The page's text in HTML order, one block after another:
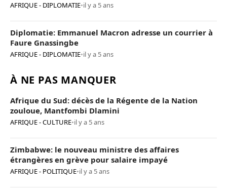
AFRIQUE - DIPLOMATIE•il y a 5 ans
Diplomatie: Emmanuel Macron adresse un courrier à
Faure Gnassingbe
AFRIQUE - DIPLOMATIE•il y a 5 ans
À NE PAS MANQUER
Afrique du Sud: décès de la Régente de la Nation
zouloue, Mantfombi Dlamini
AFRIQUE - CULTURE•il y a 5 ans
Zimbabwe: le nouveau ministre des affaires
étrangères en grève pour salaire impayé
AFRIQUE - POLITIQUE•il y a 5 ans